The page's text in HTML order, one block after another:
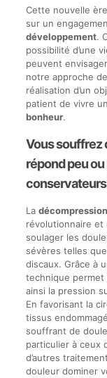
Cette nouvelle
sur un
développement.
possibilité d’une
peuvent
notre approche
réalisation d’un
patient de vivre
bonheur.
Vous souffrez
répond peu
La
révolutionnaire et
soulager les
sévères telles
discaux. Grâce à
technique permet
ainsi la pression
En favorisant la
tissus
souffrant de
particulier à ceux
d’autres
douleur dominer